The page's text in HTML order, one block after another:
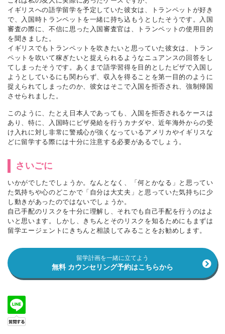
イギリスへの語学留学を予定していた彼女は、トランペットが好き
で、入国時トランペットを一緒に持ち込もうとしたそうです。入国
審査の際に、不信に思った入国審査官は、トランペットの使用目的
を聞きました。
イギリスでもトランペットを吹きたいと思っていた彼女は、トラン
ペットを吹いて稼ぎたいと捉えられるようなニュアンスの回答をし
てしまったそうです。あくまで語学習得を目的としたビザで入国し
ようとしているにも関わらず、収入を得ることを第一目的のように
捉えられてしまったのか、彼女はそこで入国を拒否され、強制帰国
させられました。
このように、たとえ日本人であっても、入国を拒否されるケースは
あり、特に、入国時にビザ発給を行うカナダや、近年海外からの受
け入れに対し非常に警戒心が強くなっているアメリカやイギリスな
どに留学する際には十分に注意する必要があるでしょう。
さいごに
いかがでしたでしょうか。なんとなく、「何とかなる」と思ってい
た気持ちや心のどこかで「自分は大丈夫」と思っていた気持ちに少
し動きがあったのではないでしょうか。
自己手配のリスクを十分に理解し、それでも自己手配を行うのはよ
いと思います。しかし、きちんとそのリスクを知るためにもまずは
留学エージェントにきちんと相談してみることをお勧めします。
留学計画を一緒に立てよう
無料 カウンセリング予約はこちらから